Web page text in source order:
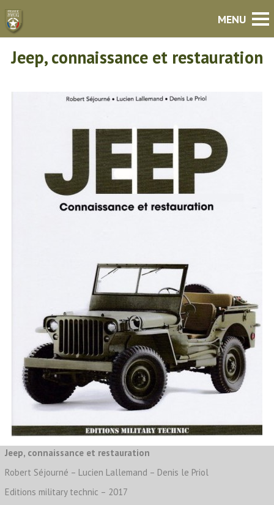
Jeep, connaissance et restauration
Jeep, connaissance et restauration
Robert Séjourné – Lucien Lallemand – Denis le Priol
Editions military technic – 2017